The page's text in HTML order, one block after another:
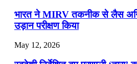
भारत ने MIRV तकनीक से लैस
उड़ान परीक्षण किया
May 12, 2026